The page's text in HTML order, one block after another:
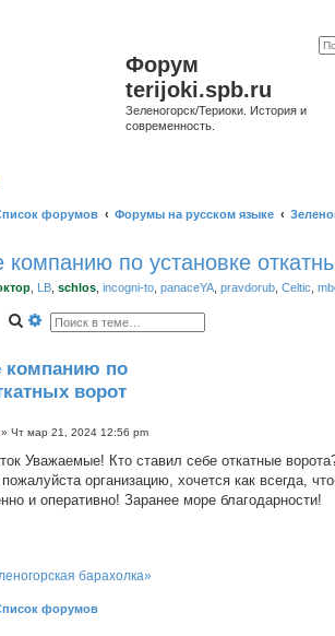
Форум
terijoki.spb.ru
Зеленогорск/Териоки. История и
современность.
форумов Форумы на русском языке
компанию по установке
LB schlos incogni-to panaceYA pravdorub Celtic
П
к
Р
и
е
ы
п
о
и
с
компанию по
ворот
Чт мар 21, 2024 12:56 pm
Уважаемые! Кто ставил себе откатные
организацию, хочется как всегда,
и оперативно! Заранее море благодарности!
барахолка»
форумов